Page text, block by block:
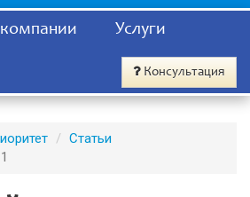
Услуги
Консультация
Статьи